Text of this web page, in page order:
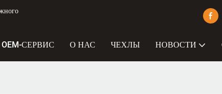
OEM-СЕРВИС О НАС ЧЕХЛЫ НОВОСТИ